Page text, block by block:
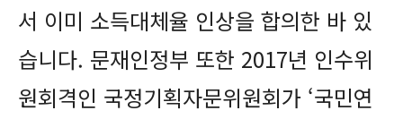
서 이미 소득대체율 인상을 합의한 바 있
습니다. 문재인정부 또한 2017년 인수위
원회격인 국정기획자문위원회가 ‘국민연